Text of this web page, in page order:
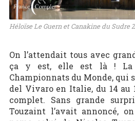
Héloïse Le Guern et Canakine du Sudre
On l’attendait tous avec
ça y est, elle est là ! La
Championnats du Monde, qui
del Vivaro en Italie, du 14 au
complet. Sans grande
Touzaint l’avait annoncé,